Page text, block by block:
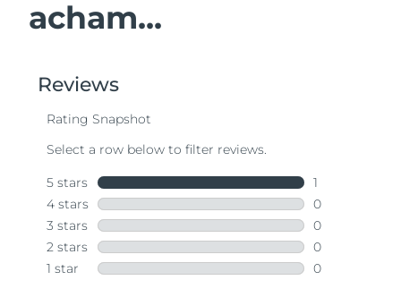
acham...